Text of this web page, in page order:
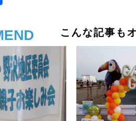
こんな記事も